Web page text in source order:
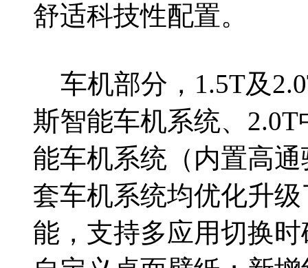
舒适科技性配置。
车机部分，1.5T及
斯智能车机系统、
能车机系统（内置高
套车机系统均优化升
能，支持多应用切换